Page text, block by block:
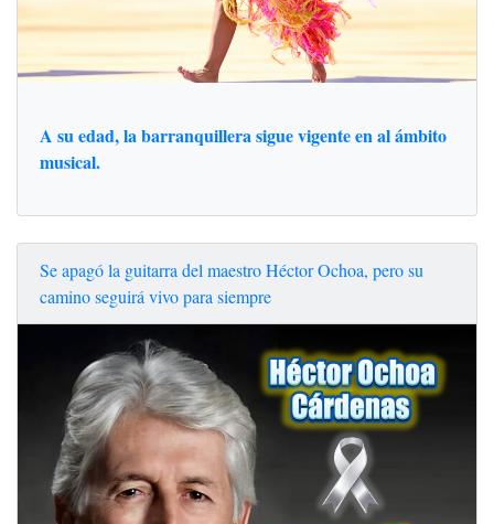
A su edad, la barranquillera sigue vigente en al ámbito
musical.
Se apagó la guitarra del maestro Héctor Ochoa, pero su
camino seguirá vivo para siempre